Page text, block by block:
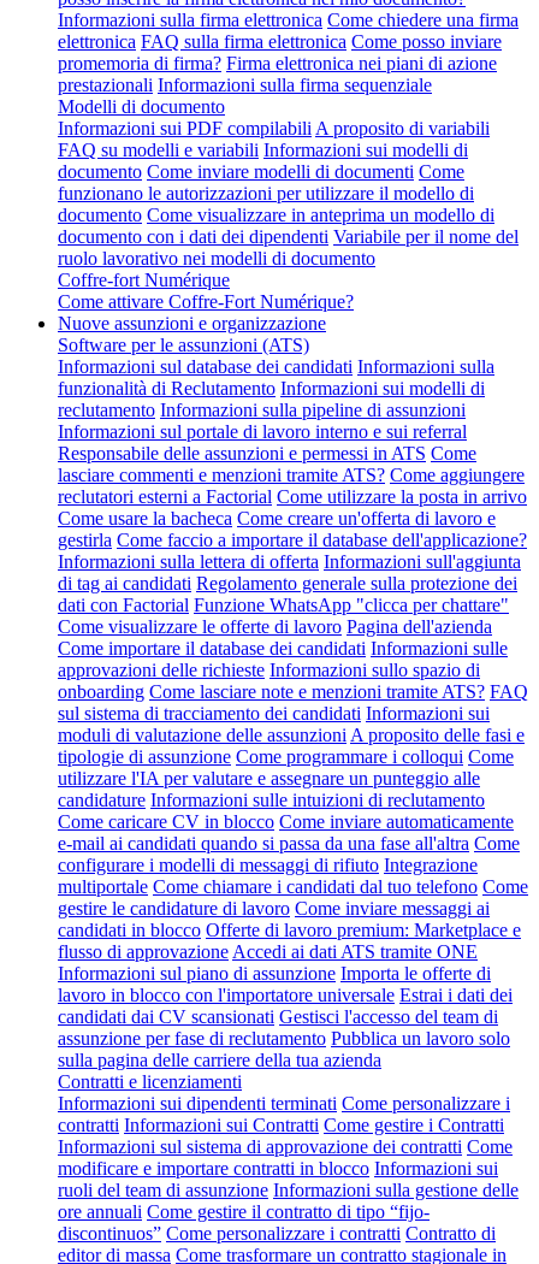
Informazioni sulla firma elettronica Come chiedere una firma
elettronica FAQ sulla firma elettronica Come posso inviare
promemoria di firma? Firma elettronica nei piani di azione
prestazionali Informazioni sulla firma sequenziale
Modelli di documento
Informazioni sui PDF compilabili A proposito di variabili
FAQ su modelli e variabili Informazioni sui modelli di
documento Come inviare modelli di documenti Come
funzionano le autorizzazioni per utilizzare il modello di
documento Come visualizzare in anteprima un modello di
documento con i dati dei dipendenti Variabile per il nome del
ruolo lavorativo nei modelli di documento
Coffre-fort Numérique
Come attivare Coffre-Fort Numérique?
Nuove assunzioni e organizzazione
Software per le assunzioni (ATS)
Informazioni sul database dei candidati Informazioni sulla
funzionalità di Reclutamento Informazioni sui modelli di
reclutamento Informazioni sulla pipeline di assunzioni
Informazioni sul portale di lavoro interno e sui referral
Responsabile delle assunzioni e permessi in ATS Come
lasciare commenti e menzioni tramite ATS? Come aggiungere
reclutatori esterni a Factorial Come utilizzare la posta in arrivo
Come usare la bacheca Come creare un'offerta di lavoro e
gestirla Come faccio a importare il database dell'applicazione?
Informazioni sulla lettera di offerta Informazioni sull'aggiunta
di tag ai candidati Regolamento generale sulla protezione dei
dati con Factorial Funzione WhatsApp "clicca per chattare"
Come visualizzare le offerte di lavoro Pagina dell'azienda
Come importare il database dei candidati Informazioni sulle
approvazioni delle richieste Informazioni sullo spazio di
onboarding Come lasciare note e menzioni tramite ATS? FAQ
sul sistema di tracciamento dei candidati Informazioni sui
moduli di valutazione delle assunzioni A proposito delle fasi e
tipologie di assunzione Come programmare i colloqui Come
utilizzare l'IA per valutare e assegnare un punteggio alle
candidature Informazioni sulle intuizioni di reclutamento
Come caricare CV in blocco Come inviare automaticamente
e-mail ai candidati quando si passa da una fase all'altra Come
configurare i modelli di messaggi di rifiuto Integrazione
multiportale Come chiamare i candidati dal tuo telefono Come
gestire le candidature di lavoro Come inviare messaggi ai
candidati in blocco Offerte di lavoro premium: Marketplace e
flusso di approvazione Accedi ai dati ATS tramite ONE
Informazioni sul piano di assunzione Importa le offerte di
lavoro in blocco con l'importatore universale Estrai i dati dei
candidati dai CV scansionati Gestisci l'accesso del team di
assunzione per fase di reclutamento Pubblica un lavoro solo
sulla pagina delle carriere della tua azienda
Contratti e licenziamenti
Informazioni sui dipendenti terminati Come personalizzare i
contratti Informazioni sui Contratti Come gestire i Contratti
Informazioni sul sistema di approvazione dei contratti Come
modificare e importare contratti in blocco Informazioni sui
ruoli del team di assunzione Informazioni sulla gestione delle
ore annuali Come gestire il contratto di tipo “fijo-
discontinuos” Come personalizzare i contratti Contratto di
editor di massa Come trasformare un contratto stagionale in